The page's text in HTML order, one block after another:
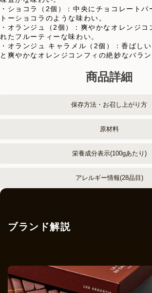
・ショコラ（2個）：中央にチョコレート
トーショコラのような味わい。
・オランジュ（2個）：爽やかなオレンジコ
れたフルーティーな味わい。
・オランジュ キャラメル（2個）：香ばし
と爽やかなオレンジコンフィの絶妙なバラン
商品詳細
保存方法・お召し上がり方
原材料
栄養成分表示(100gあたり)
アレルギー情報(28品目)
ブランド解説